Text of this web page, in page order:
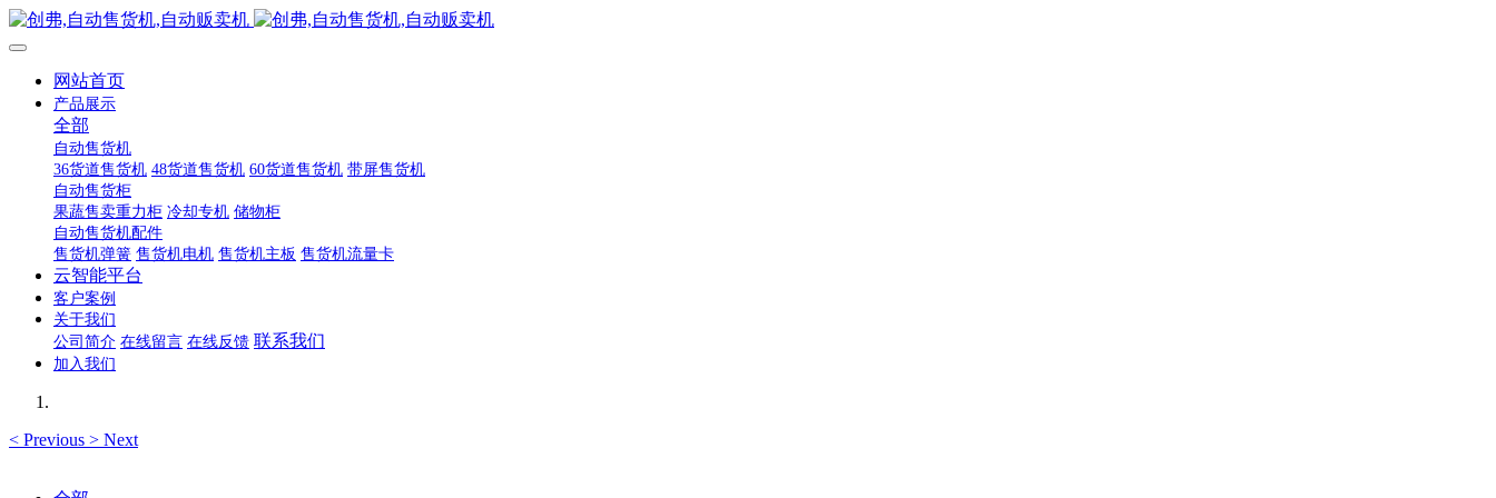
网站首页
产品展示
全部
自动售货机
36货道售货机 48货道售货机 60货道售货机 带屏售货机
自动售货柜
果蔬售卖重力柜 冷却专机 储物柜
自动售货机配件
售货机弹簧 售货机电机 售货机主板 售货机流量卡
云智能平台
客户案例
关于我们
公司简介 在线留言 在线反馈 联系我们
加入我们
< Previous > Next